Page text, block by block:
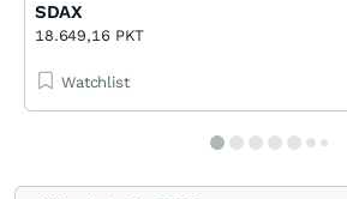
SDAX
18.649,16 PKT
Watchlist